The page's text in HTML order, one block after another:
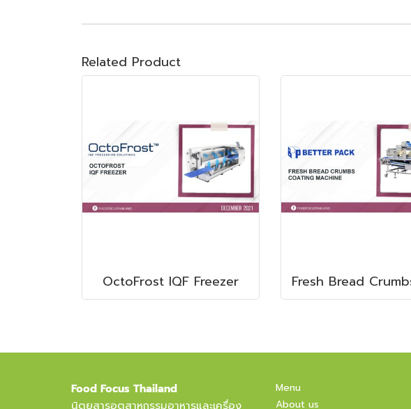
Related Product
OctoFrost IQF Freezer
Food Focus Thailand
นิตยสารอุตสาหกรรมอาหารและเครื่อง
Menu
About us